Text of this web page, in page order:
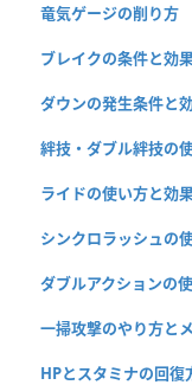
竜気ゲージの削り方
ブレイクの条件と効
ダウンの発生条件と
絆技・ダブル絆技の
ライドの使い方と効
シンクロラッシュの
ダブルアクションの
一掃攻撃のやり方と
HPとスタミナの回復